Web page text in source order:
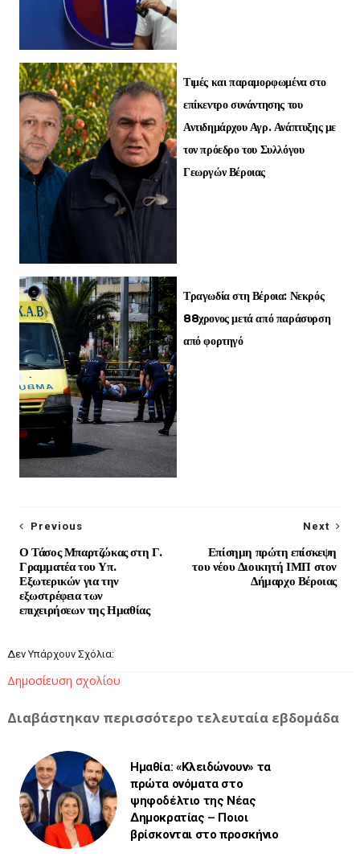
Τιμές και παραμορφωμένα στο
επίκεντρο συνάντησης του
Αντιδημάρχου Αγρ. Ανάπτυξης με
τον πρόεδρο του Συλλόγου
Γεωργών Βέροιας
Τραγωδία στη Βέροια: Νεκρός
88χρονος μετά από παράσυρση
από φορτηγό
Next
Επίσημη πρώτη επίσκεψη
του νέου Διοικητή ΙΜΠ στον
Δήμαρχο Βέροιας
Previous
Ο Τάσος Μπαρτζώκας στη Γ.
Γραμματέα του Υπ.
Εξωτερικών για την
εξωστρέφεια των
επιχειρήσεων της Ημαθίας
Δεν Υπάρχουν Σχόλια:
Δημοσίευση σχολίου
Διαβάστηκαν περισσότερο τελευταία εβδομάδα
Ημαθία: «Κλειδώνουν» τα
πρώτα ονόματα στο
ψηφοδέλτιο της Νέας
Δημοκρατίας – Ποιοι
βρίσκονται στο προσκήνιο